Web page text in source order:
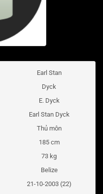
Earl Stan
Dyck
E. Dyck
Earl Stan Dyck
Thủ môn
185 cm
73 kg
Belize
21-10-2003 (22)